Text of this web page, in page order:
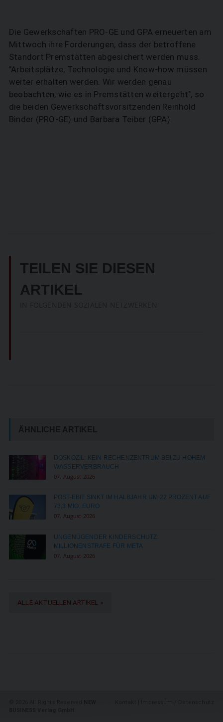
Die Gewerkschaften PRO-GE und GPA erneuerten am
Mittwoch ihre Forderungen, dass der betroffene
Standort Premstätten abgesichert werden muss.
"Arbeitsplätze, Technologie und Know-how müssen
weiter erhalten werden. Wir werden genau
beobachten, wie es in Premstätten weitergeht", so
die beiden Gewerkschaftsvorsitzenden Reinhold
Binder (PRO-GE) und Barbara Teiber (GPA).
TEILEN SIE DIESEN
ARTIKEL
ÄHNLICHE ARTIKEL
DOSKOZIL: KEIN RECHENZENTRUM BEI ZU HOHEM
WASSERVERBRAUCH
07. August 2026
POST-EBIT SINKT IM HALBJAHR UM 22 PROZENT AUF
73,3 MIO. EURO
07. August 2026
UNGENÜGENDER KINDERSCHUTZ:
MILLIONENSTRAFE FÜR META
07. August 2026
ALLE AKTUELLEN ARTIKEL »